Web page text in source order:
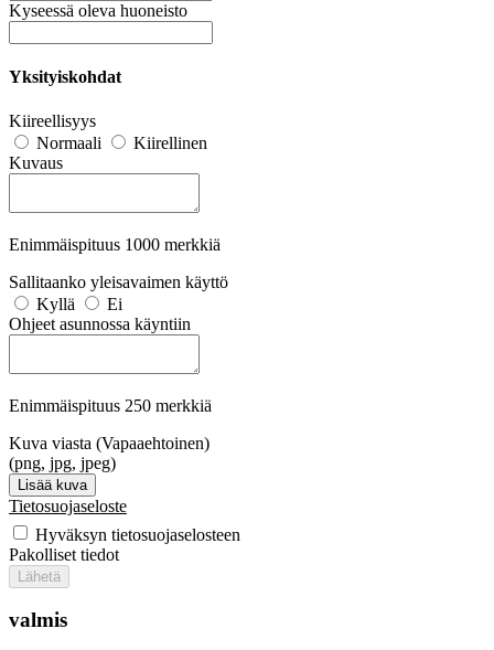
Kyseessä oleva huoneisto
Yksityiskohdat
Kiireellisyys
Normaali
Kiirellinen
Kuvaus
Enimmäispituus 1000 merkkiä
Sallitaanko yleisavaimen käyttö
Kyllä
Ei
Ohjeet asunnossa käyntiin
Enimmäispituus 250 merkkiä
Kuva viasta (Vapaaehtoinen)
(png, jpg, jpeg)
Lisää kuva
Tietosuojaseloste
Hyväksyn tietosuojaselosteen
Pakolliset tiedot
Lähetä
valmis